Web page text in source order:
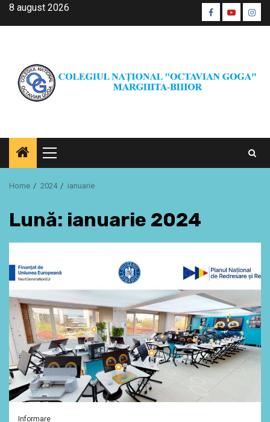
Skip8 august 2026 Facebook
Youtube
CŞE
Primary
Menu
Home 2024 ianuarie
Lună: ianuarie 2024
Informare